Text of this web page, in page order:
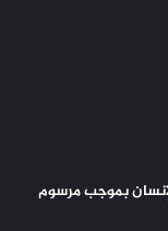
بموجب مرسوم